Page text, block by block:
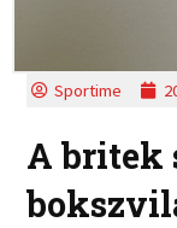
Sportime
A britek